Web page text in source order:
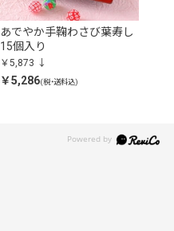
あでやか手鞠わさび葉寿し
15個入り
￥5,873
￥5,286(税・送料込)